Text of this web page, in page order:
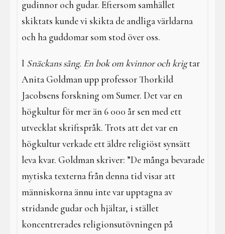
gudinnor och gudar. Eftersom samhället
skiktats kunde vi skikta de andliga världarna
och ha guddomar som stod över oss.
I Snäckans sång. En bok om kvinnor och krigtar
Anita Goldman upp professor Thorkild
Jacobsens forskning om Sumer. Det var en
högkultur för mer än 6 000 år sen med ett
utvecklat skriftspråk. Trots att det var en
högkultur verkade ett äldre religiöst synsätt
leva kvar. Goldman skriver: ”De många bevarade
mytiska texterna från denna tid visar att
människorna ännu inte var upptagna av
stridande gudar och hjältar, i stället
koncentrerades religionsutövningen på